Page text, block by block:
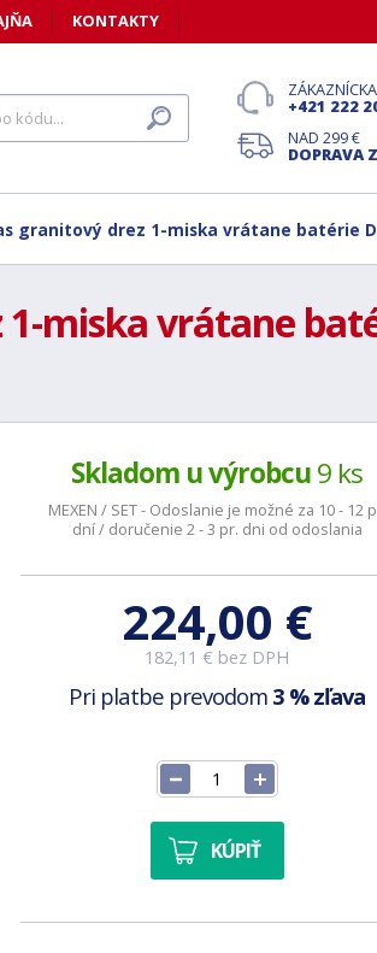
KONTAKTY
+421 222
NAD 299 €
DOPRAVA
granitový drez 1-miska vrátane batérie
miska vrátane
Skladom u výrobcu9 ks
MEXEN / SET - Odoslanie je možné za 10 - 12
dní / doručenie 2 - 3 pr. dni od odoslania
224,00 €
182,11 € bez DPH
Pri platbe prevodom 3 % zľava
KÚPIŤ